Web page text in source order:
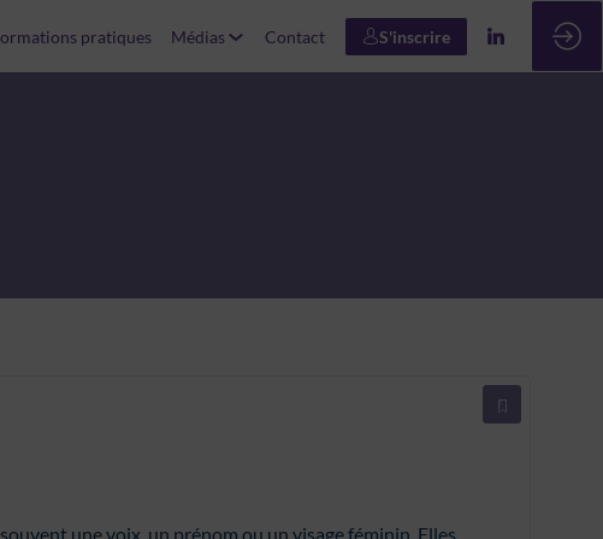
pratiques Médias Contact S'inscrire
une voix, un prénom ou un visage féminin. Elles